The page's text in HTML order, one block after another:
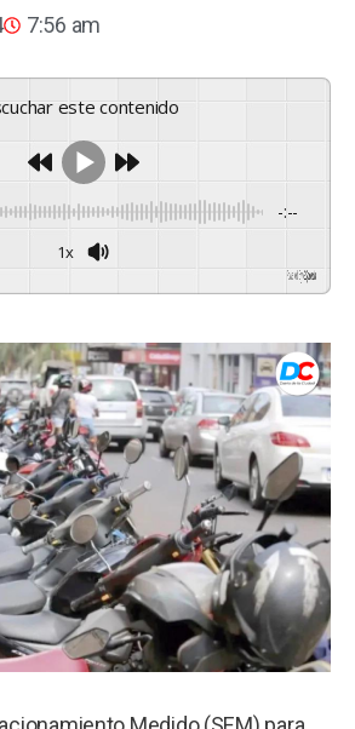
7:56 am
este contenido
-:--
1x
GSpeech